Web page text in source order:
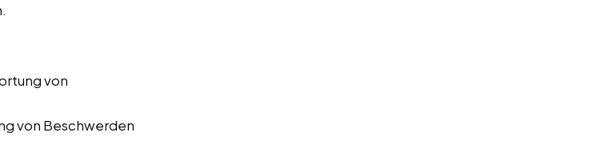
von
von Beschwerden